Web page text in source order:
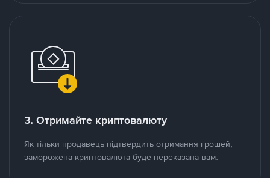
3. Отримайте криптовалюту
Як тільки продавець підтвердить отримання грошей,
заморожена криптовалюта буде переказана вам.